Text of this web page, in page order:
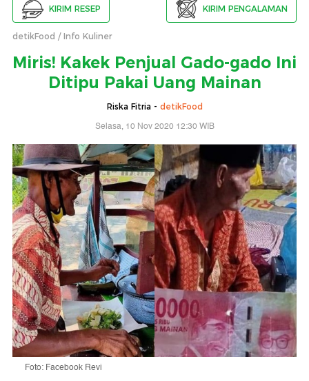
KIRIM RESEP KIRIM PENGALAMAN
detikFood Info Kuliner
Miris! Kakek Penjual Gado-gado Ini
Ditipu Pakai Uang Mainan
Riska Fitria - detikFood
Selasa, 10 Nov 2020 12:30 WIB
Foto: Facebook Revi